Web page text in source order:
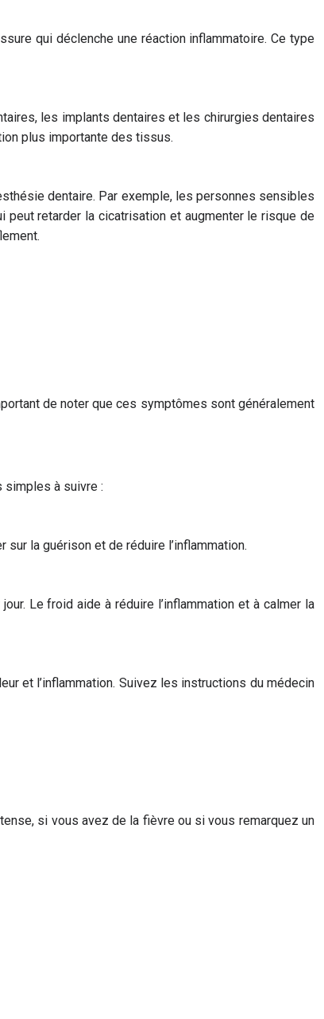
qui déclenche une réaction inflammatoire. Ce type
les implants dentaires et les chirurgies dentaires
plus importante des tissus.
dentaire. Par exemple, les personnes sensibles
peut retarder la cicatrisation et augmenter le risque de
de noter que ces symptômes sont généralement
simples à suivre :
la guérison et de réduire l’inflammation.
Le froid aide à réduire l’inflammation et à calmer la
et l’inflammation. Suivez les instructions du médecin
si vous avez de la fièvre ou si vous remarquez un